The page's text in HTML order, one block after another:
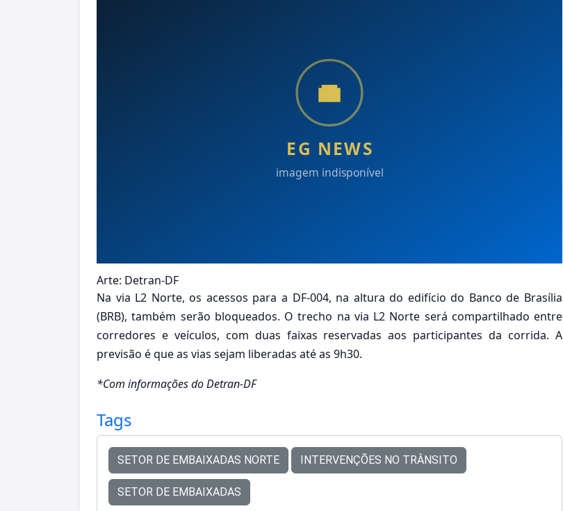
Arte: Detran-DF
Na via L2 Norte, os acessos para a DF-004, na altura do edifício do Banco de Brasília
(BRB), também serão bloqueados. O trecho na via L2 Norte será compartilhado entre
corredores e veículos, com duas faixas reservadas aos participantes da corrida. A
previsão é que as vias sejam liberadas até as 9h30.
*Com informações do Detran-DF
Tags
SETOR DE EMBAIXADAS NORTE INTERVENÇÕES NO TRÂNSITO
SETOR DE EMBAIXADAS